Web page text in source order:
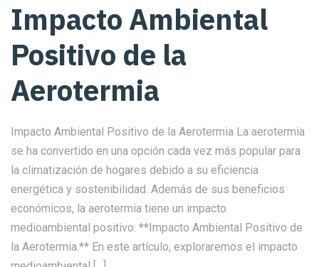
Impacto Ambiental
Positivo de la
Aerotermia
Impacto Ambiental Positivo de la Aerotermia La aerotermia
se ha convertido en una opción cada vez más popular para
la climatización de hogares debido a su eficiencia
energética y sostenibilidad. Además de sus beneficios
económicos, la aerotermia tiene un impacto
medioambiental positivo. **Impacto Ambiental Positivo de
la Aerotermia.** En este artículo, exploraremos el impacto